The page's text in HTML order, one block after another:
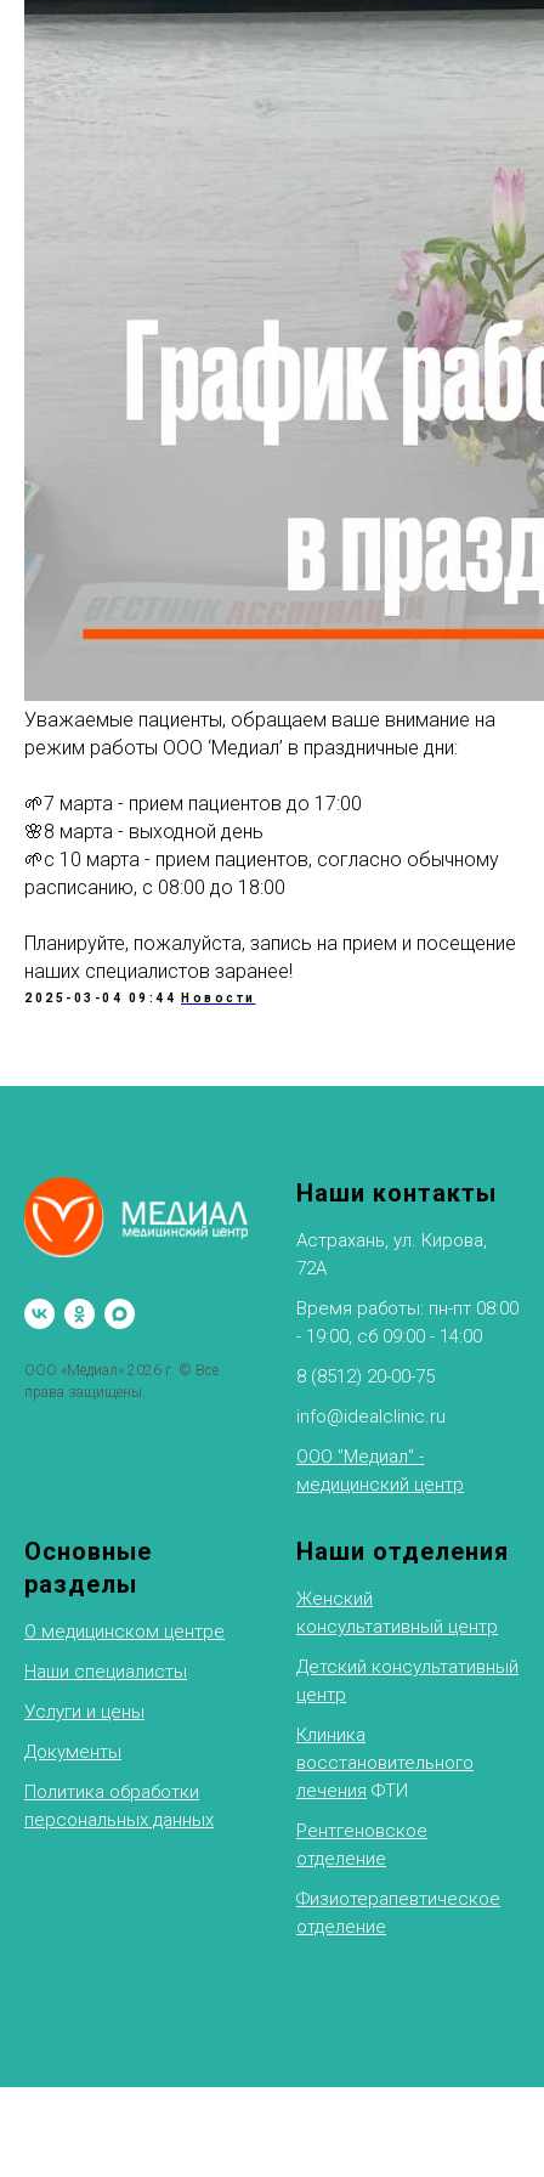
Уважаемые пациенты, обращаем ваше внимание на
режим работы ООО ‘Медиал’ в праздничные дни:
🌱7 марта - прием пациентов до 17:00
🌸8 марта - выходной день
🌱с 10 марта - прием пациентов, согласно обычному
расписанию, с 08:00 до 18:00
Планируйте, пожалуйста, запись на прием и посещение
наших специалистов заранее!
2025-03-04 09:44 Новости
ООО «Медиал» 2026 г. © Все
права защищены.
Наши контакты
Астрахань, ул. Кирова,
72А
Время работы: пн-пт 08:00
- 19:00, сб 09:00 - 14:00
8 (8512) 20-00-75
info@idealclinic.ru
ООО "Медиал" -
медицинский центр
Основные
разделы
О медицинском центре
Наши специалисты
Услуги и цены
Документы
Политика обработки
персональных данных
Наши отделения
Женский
консультативный центр
Детский консультативный
центр
Клиника
восстановительного
лечения ФТИ
Рентгеновское
отделение
Физиотерапевтическое
отделение